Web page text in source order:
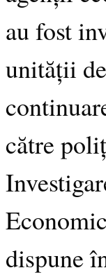
au fost
unității
către
dispune